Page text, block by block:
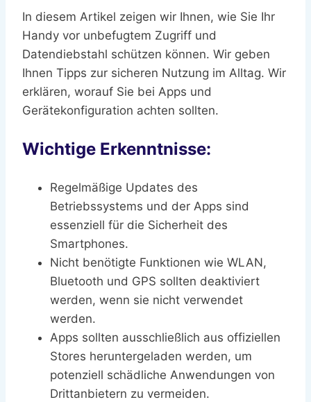
In diesem Artikel zeigen wir Ihnen, wie Sie Ihr
Handy vor unbefugtem Zugriff und
Datendiebstahl schützen können. Wir geben
Ihnen Tipps zur sicheren Nutzung im Alltag. Wir
erklären, worauf Sie bei Apps und
Gerätekonfiguration achten sollten.
Wichtige Erkenntnisse:
Regelmäßige Updates des
Betriebssystems und der Apps sind
essenziell für die Sicherheit des
Smartphones.
Nicht benötigte Funktionen wie WLAN,
Bluetooth und GPS sollten deaktiviert
werden, wenn sie nicht verwendet
werden.
Apps sollten ausschließlich aus offiziellen
Stores heruntergeladen werden, um
potenziell schädliche Anwendungen von
Drittanbietern zu vermeiden.